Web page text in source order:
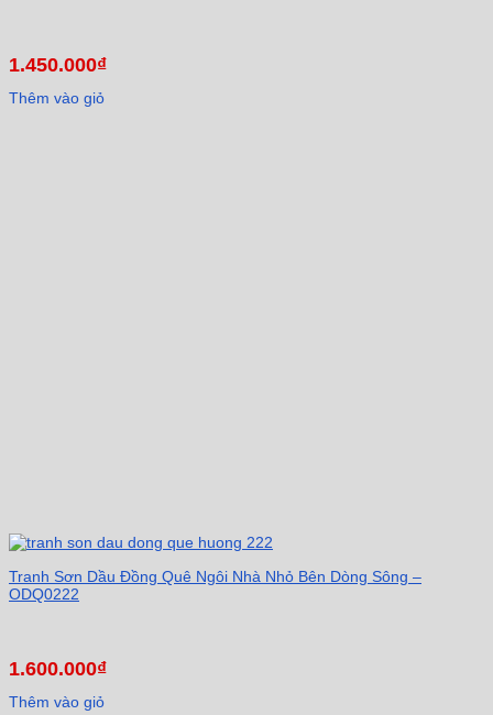
1.450.000₫
Thêm vào giỏ
Tranh Sơn Dầu Đồng Quê Ngôi Nhà Nhỏ Bên Dòng Sông –
ODQ0222
1.600.000₫
Thêm vào giỏ